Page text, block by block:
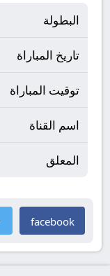
البطولة
تاريخ المباراة
توقيت المباراة
اسم القناة
المعلق
facebook